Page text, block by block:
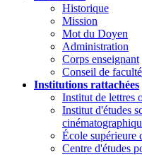
Historique
Mission
Mot du Doyen
Administration
Corps enseignant
Conseil de faculté
Institutions rattachées
Institut de lettres
Institut d'études
École supérieure
Centre d'études